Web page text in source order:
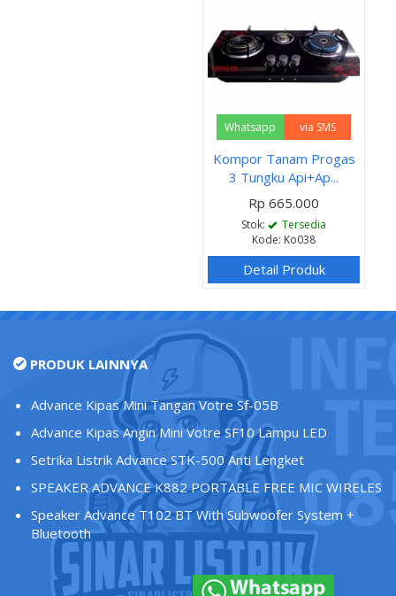
Whatsapp via SMS
Kompor Tanam Progas
3 Tungku Api+Ap...
Rp 665.000
Stok:
Tersedia
Kode: Ko038
Detail Produk
PRODUK LAINNYA
Advance Kipas Mini Tangan Votre Sf-05B
Advance Kipas Angin Mini Votre SF10 Lampu LED
Setrika Listrik Advance STK-500 Anti Lengket
SPEAKER ADVANCE K882 PORTABLE FREE MIC WIRELES
Speaker Advance T102 BT With Subwoofer System +
Bluetooth